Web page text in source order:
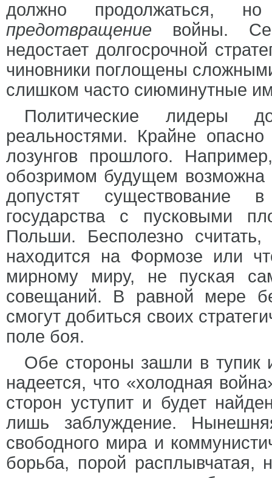
должно продолжаться,
предотвращение войны.
недостает долгосрочной
чиновники поглощены
слишком часто сиюминутные
Политические лидеры
реальностями. Крайне
лозунгов прошлого.
обозримом будущем возможна
допустят существование
государства с пусковыми
Польши. Бесполезно
находится на Формозе или
мирному миру, не пуская
совещаний. В равной мере
смогут добиться своих
поле боя.
Обе стороны зашли в тупик
надеется, что «холодная
сторон уступит и будет
лишь заблуждение.
свободного мира и
борьба, порой